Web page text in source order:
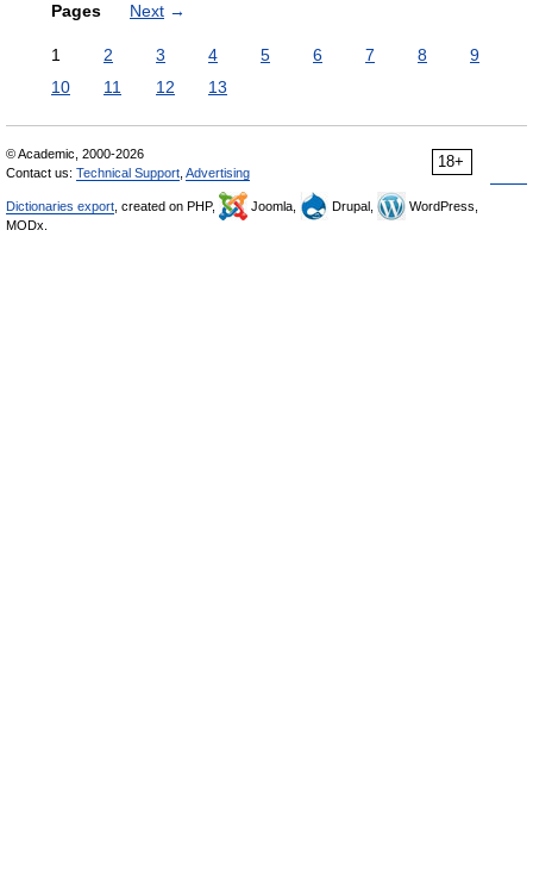
Pages Next →
1 2 3 4 5 6 7 8
9
10
11 12 13
18+
© Academic, 2000-2026
Contact us: Technical Support Advertising
Dictionaries export , created on PHP, Joomla, Drupal,
WordPress,
MODx.